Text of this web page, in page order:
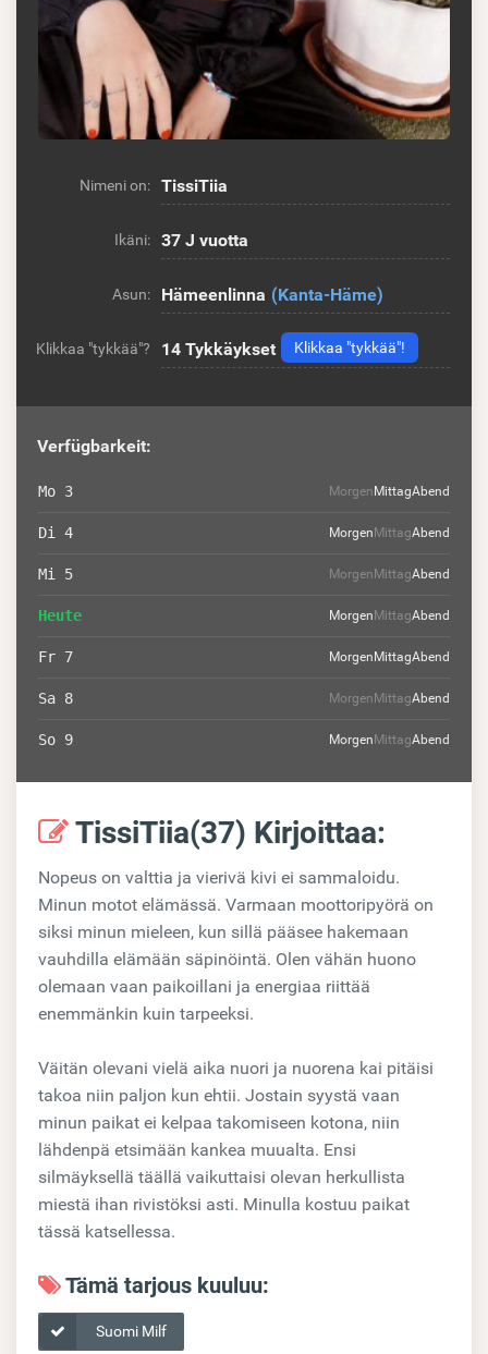
Nimeni on: TissiTiia
Ikäni: 37 J vuotta
Asun: Hämeenlinna (Kanta-Häme)
Klikkaa "tykkää"? 14Tykkäykset Klikkaa "tykkää"!
Verfügbarkeit:
Mo 3 MorgenMittagAbend
Di 4 MorgenMittagAbend
Mi 5 MorgenMittagAbend
Heute MorgenMittagAbend
Fr 7 MorgenMittagAbend
Sa 8 MorgenMittagAbend
So 9 MorgenMittagAbend
TissiTiia(37) Kirjoittaa:
Nopeus on valttia ja vierivä kivi ei sammaloidu.
Minun motot elämässä. Varmaan moottoripyörä on
siksi minun mieleen, kun sillä pääsee hakemaan
vauhdilla elämään säpinöintä. Olen vähän huono
olemaan vaan paikoillani ja energiaa riittää
enemmänkin kuin tarpeeksi.
Väitän olevani vielä aika nuori ja nuorena kai pitäisi
takoa niin paljon kun ehtii. Jostain syystä vaan
minun paikat ei kelpaa takomiseen kotona, niin
lähdenpä etsimään kankea muualta. Ensi
silmäyksellä täällä vaikuttaisi olevan herkullista
miestä ihan rivistöksi asti. Minulla kostuu paikat
tässä katsellessa.
Tämä tarjous kuuluu:
Suomi Milf